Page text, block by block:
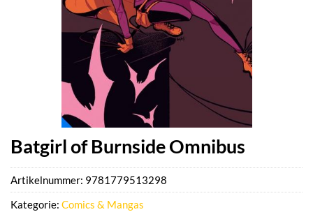
Batgirl of Burnside Omnibus
Artikelnummer: 9781779513298
Kategorie: Comics & Mangas